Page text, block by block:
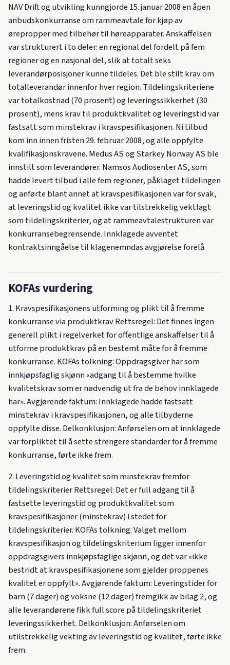
NAV Drift og utvikling kunngjorde 15. januar 2008 en åpen
anbudskonkurranse om rammeavtale for kjøp av
ørepropper med tilbehør til høreapparater. Anskaffelsen
var strukturert i to deler: en regional del fordelt på fem
regioner og en nasjonal del, slik at totalt seks
leverandørposisjoner kunne tildeles. Det ble stilt krav om
totalleverandør innenfor hver region. Tildelingskriteriene
var totalkostnad (70 prosent) og leveringssikkerhet (30
prosent), mens krav til produktkvalitet og leveringstid var
fastsatt som minstekrav i kravspesifikasjonen. Ni tilbud
kom inn innen fristen 29. februar 2008, og alle oppfylte
kvalifikasjonskravene. Medus AS og Starkey Norway AS ble
innstilt som leverandører. Namsos Audiosenter AS, som
hadde levert tilbud i alle fem regioner, påklaget tildelingen
og anførte blant annet at kravspesifikasjonen var for svak,
at leveringstid og kvalitet ikke var tilstrekkelig vektlagt
som tildelingskriterier, og at rammeavtalestrukturen var
konkurransebegrensende. Innklagede avventet
kontraktsinngåelse til klagenemndas avgjørelse forelå.
KOFAs vurdering
1. Kravspesifikasjonens utforming og plikt til å fremme
konkurranse via produktkrav Rettsregel: Det finnes ingen
generell plikt i regelverket for offentlige anskaffelser til å
utforme produktkrav på en bestemt måte for å fremme
konkurranse. KOFAs tolkning: Oppdragsgiver har som
innkjøpsfaglig skjønn «adgang til å bestemme hvilke
kvalitetskrav som er nødvendig ut fra de behov innklagede
har». Avgjørende faktum: Innklagede hadde fastsatt
minstekrav i kravspesifikasjonen, og alle tilbyderne
oppfylte disse. Delkonklusjon: Anførselen om at innklagede
var forpliktet til å sette strengere standarder for å fremme
konkurranse, førte ikke frem.
2. Leveringstid og kvalitet som minstekrav fremfor
tildelingskriterier Rettsregel: Det er full adgang til å
fastsette leveringstid og produktkvalitet som
kravspesifikasjoner (minstekrav) i stedet for
tildelingskriterier. KOFAs tolkning: Valget mellom
kravspesifikasjon og tildelingskriterium ligger innenfor
oppdragsgivers innkjøpsfaglige skjønn, og det var «ikke
bestridt at kravspesifikasjonene som gjelder proppenes
kvalitet er oppfylt». Avgjørende faktum: Leveringstider for
barn (7 dager) og voksne (12 dager) fremgikk av bilag 2, og
alle leverandørene fikk full score på tildelingskriteriet
leveringssikkerhet. Delkonklusjon: Anførselen om
utilstrekkelig vekting av leveringstid og kvalitet, førte ikke
frem.